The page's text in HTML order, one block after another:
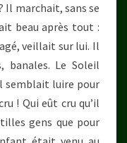
Il marchait, sans se
beau après tout :
veillait sur lui. Il
banales. Le Soleil
semblait luire pour
! Qui eût cru qu’il
gens que pour